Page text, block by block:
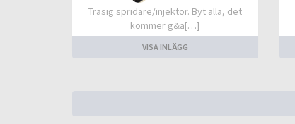
Trasig spridare/injektor. Byt alla, det
kommer g&a[…]
VISA INLÄGG